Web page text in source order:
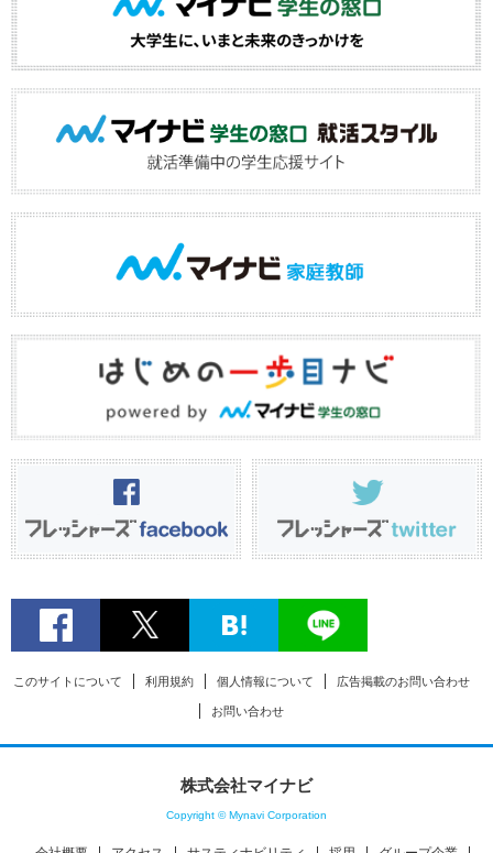
このサイトについて 利用規約 個人情報について 広告掲載のお問い合わせ
お問い合わせ
株式会社マイナビ
Copyright © Mynavi Corporation